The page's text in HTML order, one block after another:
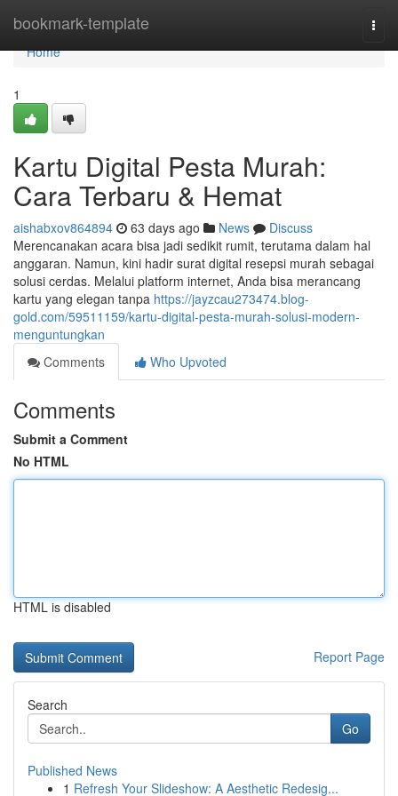
bookmark-template
Home
Home
1
Kartu Digital Pesta Murah:
Cara Terbaru & Hemat
aishabxov864894 63 days ago News
Discuss
Merencanakan acara bisa jadi sedikit rumit, terutama dalam hal
anggaran. Namun, kini hadir surat digital resepsi murah sebagai
solusi cerdas. Melalui platform internet, Anda bisa merancang
kartu yang elegan tanpa https://jayzcau273474.blog-
gold.com/59511159/kartu-digital-pesta-murah-solusi-modern-
menguntungkan
Comments
Who Upvoted
Comments
Submit a Comment
No HTML
HTML is disabled
Report Page
Search
Go
Published News
1 Refresh Your Slideshow: A Aesthetic Redesig...